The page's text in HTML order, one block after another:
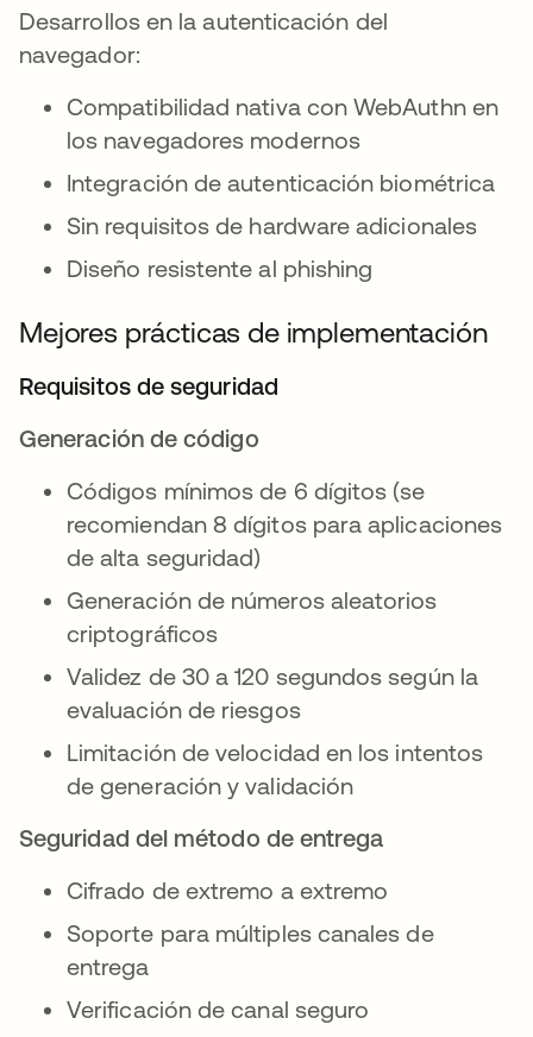
Desarrollos en la autenticación del
navegador:
Compatibilidad nativa con WebAuthn en
los navegadores modernos
Integración de autenticación biométrica
Sin requisitos de hardware adicionales
Diseño resistente al phishing
Mejores prácticas de implementación
Requisitos de seguridad
Generación de código
Códigos mínimos de 6 dígitos (se
recomiendan 8 dígitos para aplicaciones
de alta seguridad)
Generación de números aleatorios
criptográficos
Validez de 30 a 120 segundos según la
evaluación de riesgos
Limitación de velocidad en los intentos
de generación y validación
Seguridad del método de entrega
Cifrado de extremo a extremo
Soporte para múltiples canales de
entrega
Verificación de canal seguro